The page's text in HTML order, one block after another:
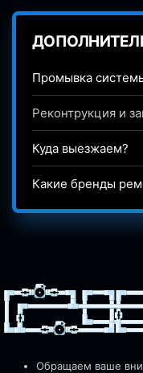
Промывка
Реконтрукция и
Куда выезжаем?
Какие бренды
Обращаем ваше